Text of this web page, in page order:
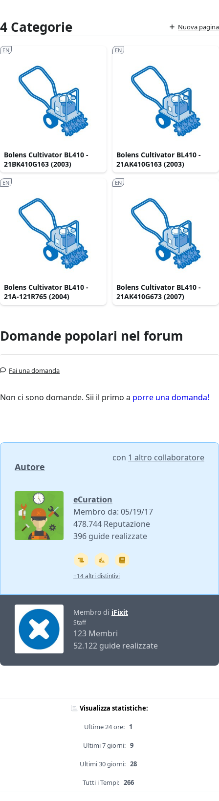
4 Categorie Nuova pagina
Bolens Cultivator BL410 -
21BK410G163 (2003)
EN
Bolens Cultivator BL410 -
21AK410G163 (2003)
EN
Bolens Cultivator BL410 -
21A-121R765 (2004)
EN
Bolens Cultivator BL410 -
21AK410G673 (2007)
EN
Domande popolari nel forum
Fai una domanda
Non ci sono domande. Sii il primo a porre una domanda!
Autore
con 1 altro collaboratore
eCuration
Membro da: 05/19/17
478.744 Reputazione
396 guide realizzate
+14 altri distintivi
Membro di iFixit
Staff
123 Membri
52.122 guide realizzate
Visualizza statistiche:
Ultime 24 ore: 1
Ultimi 7 giorni: 9
Ultimi 30 giorni: 28
Tutti i Tempi: 266